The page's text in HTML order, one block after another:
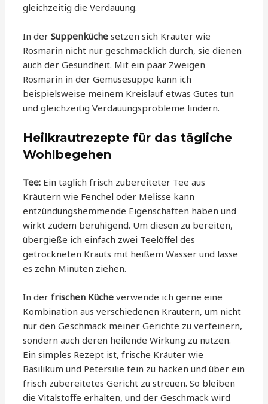
gleichzeitig die Verdauung.
In derSuppenküche setzen sich Kräuter wie
Rosmarin nicht nur geschmacklich durch, sie dienen
auch der Gesundheit. Mit ein paar Zweigen
Rosmarin in der Gemüsesuppe kann ich
beispielsweise meinem Kreislauf etwas Gutes tun
und gleichzeitig Verdauungsprobleme lindern.
Heilkrautrezepte für das tägliche
Wohlbegehen
Tee: Ein täglich frisch zubereiteter Tee aus
Kräutern wie Fenchel oder Melisse kann
entzündungshemmende Eigenschaften haben und
wirkt zudem beruhigend. Um diesen zu bereiten,
übergieße ich einfach zwei Teelöffel des
getrockneten Krauts mit heißem Wasser und lasse
es zehn Minuten ziehen.
In derfrischen Küche verwende ich gerne eine
Kombination aus verschiedenen Kräutern, um nicht
nur den Geschmack meiner Gerichte zu verfeinern,
sondern auch deren heilende Wirkung zu nutzen.
Ein simples Rezept ist, frische Kräuter wie
Basilikum und Petersilie fein zu hacken und über ein
frisch zubereitetes Gericht zu streuen. So bleiben
die Vitalstoffe erhalten, und der Geschmack wird